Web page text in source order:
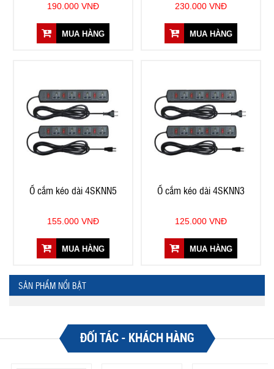
190.000 VNĐ
MUA HÀNG
230.000 VNĐ
MUA HÀNG
Ổ cắm kéo dài 4SKNN5
155.000 VNĐ
MUA HÀNG
Ổ cắm kéo dài 4SKNN3
125.000 VNĐ
MUA HÀNG
SẢN PHẨM NỔI BẬT
ĐỐI TÁC - KHÁCH HÀNG